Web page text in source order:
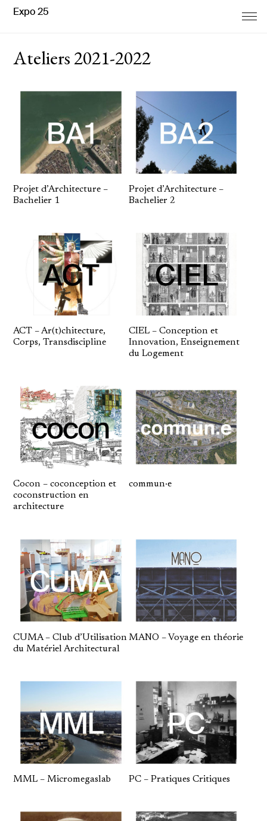
Expo 25
Ateliers 2021-2022
Projet d’Architecture –
Bachelier 1
Projet d’Architecture –
Bachelier 2
ACT – Ar(t)chitecture,
Corps, Transdiscipline
CIEL – Conception et
Innovation, Enseignement
du Logement
Cocon – coconception et
coconstruction en
architecture
commun·e
CUMA – Club d’Utilisation
du Matériel Architectural
MANO – Voyage en théorie
MML – Micromegaslab PC – Pratiques Critiques